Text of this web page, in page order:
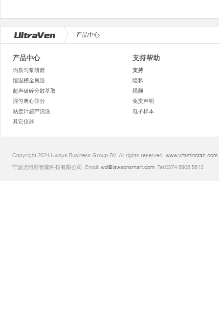
产品中心
产品中心
均质匀浆研磨
恒温槽金属浴
超声破碎分散萃取
混匀离心筛分
粘度计超声清洗
其它仪器
支持帮助
支持
隐私
视频
免责声明
电子样本
Copyright 2024 Uways Business Group BV. All rights reserved. www.vitaminctab.com
宁波尤维斯智能科技有限公司. Email: wd@lawsonsmart.com. Tel:0574 8908 5812